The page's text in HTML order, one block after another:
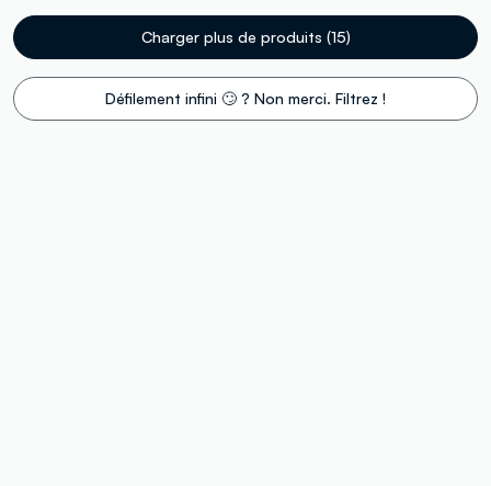
Charger plus de produits (15)
Défilement infini 🙄 ? Non merci. Filtrez !